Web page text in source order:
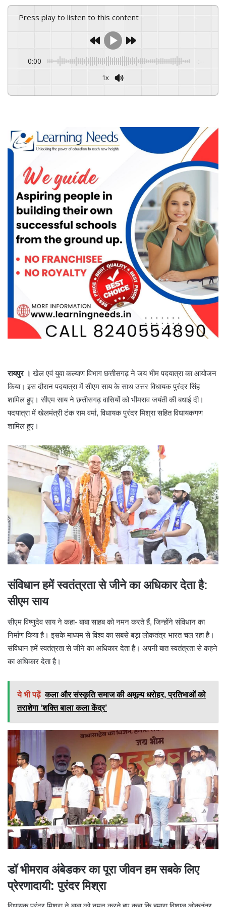
Press play to listen to this content
0:00 -:--
1x
रायपुर । खेल एवं युवा कल्याण विभाग छत्तीसगढ़ ने जय भीम पदयात्रा का आयोजन
किया। इस दौरान पदयात्रा में सीएम साय के साथ उत्तर विधायक पुरंदर सिंह
शामिल हुए। सीएम साय ने छत्तीसगढ़ वासियों को भीमराव जयंती की बधाई दी।
पदयात्रा में खेलमंत्री टंक राम वर्मा, विधायक पुरंदर मिश्रा सहित विधायकगण
शामिल हुए।
संविधान हमें स्वतंत्रता से जीने का अधिकार देता है:
सीएम साय
सीएम विष्णुदेव साय ने कहा- बाबा साहब को नमन करते हैं, जिन्होंने संविधान का
निर्माण किया है। इसके माध्यम से विश्व का सबसे बड़ा लोकतंत्र भारत चल रहा है।
संविधान हमें स्वतंत्रता से जीने का अधिकार देता है। अपनी बात स्वतंत्रता से कहने
का अधिकार देता है।
ये भी पढ़ें कला और संस्कृति समाज की अमूल्य धरोहर, प्रतिभाओं को
तराशेगा ‘शक्ति बाला कला केंद्र’
डॉ भीमराव अंबेडकर का पूरा जीवन हम सबके लिए
प्रेरणादायी: पुरंदर मिश्रा